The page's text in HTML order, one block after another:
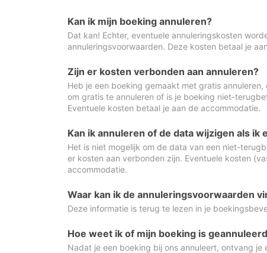
Kan ik mijn boeking annuleren?
Dat kan! Echter, eventuele annuleringskosten
annuleringsvoorwaarden. Deze kosten betaal je
Zijn er kosten verbonden aan annuleren?
Heb je een boeking gemaakt met gratis
om gratis te annuleren of is je boeking niet-
Eventuele kosten betaal je aan de accommodatie.
Kan ik annuleren of de data wijzigen als
Het is niet mogelijk om de data van een niet-
er kosten aan verbonden zijn. Eventuele kosten
accommodatie.
Waar kan ik de annuleringsvoorwaarden
Deze informatie is terug te lezen in je
Hoe weet ik of mijn boeking is
Nadat je een boeking bij ons annuleert, ontvang